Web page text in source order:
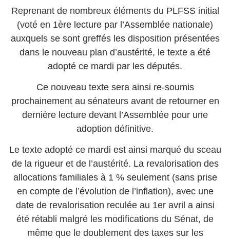
Reprenant de nombreux éléments du PLFSS initial
(voté en 1ère lecture par l’Assemblée nationale)
auxquels se sont greffés les disposition présentées
dans le nouveau plan d’austérité, le texte a été
adopté ce mardi par les députés.
Ce nouveau texte sera ainsi re-soumis
prochainement au sénateurs avant de retourner en
dernière lecture devant l’Assemblée pour une
adoption définitive.
Le texte adopté ce mardi est ainsi marqué du sceau
de la rigueur et de l’austérité. La revalorisation des
allocations familiales à 1 % seulement (sans prise
en compte de l’évolution de l’inflation), avec une
date de revalorisation reculée au 1er avril a ainsi
été rétabli malgré les modifications du Sénat, de
même que le doublement des taxes sur les